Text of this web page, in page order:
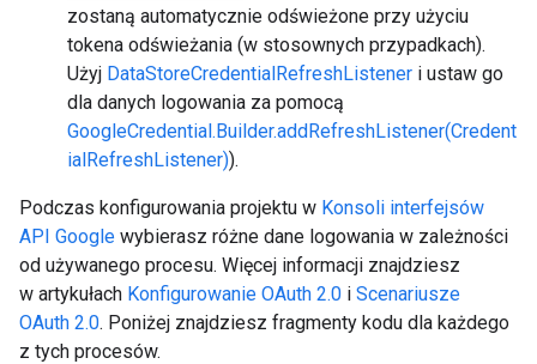
zostaną automatycznie odświeżone przy użyciu
tokena odświeżania (w stosownych przypadkach).
Użyj DataStoreCredentialRefreshListener i ustaw go
dla danych logowania za pomocą
GoogleCredential.Builder.addRefreshListener(Credent
ialRefreshListener)).
Podczas konfigurowania projektu w Konsoli interfejsów
API Google wybierasz różne dane logowania w zależności
od używanego procesu. Więcej informacji znajdziesz
w artykułach Konfigurowanie OAuth 2.0 i Scenariusze
OAuth 2.0. Poniżej znajdziesz fragmenty kodu dla każdego
z tych procesów.